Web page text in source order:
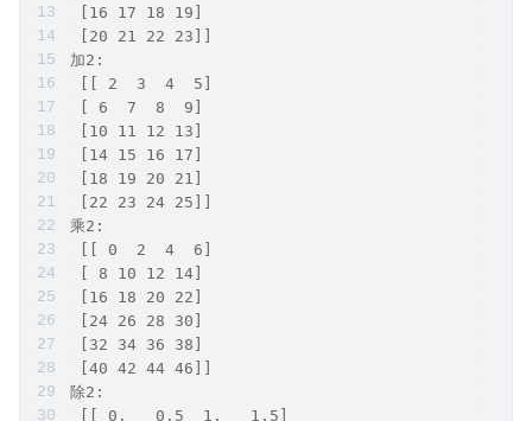
[16 17 18 19]
[20 21 22 23]]
加2:
[[ 2  3  4  5]
[ 6  7  8  9]
[10 11 12 13]
[14 15 16 17]
[18 19 20 21]
[22 23 24 25]]
乘2:
[[ 0  2  4  6]
[ 8 10 12 14]
[16 18 20 22]
[24 26 28 30]
[32 34 36 38]
[40 42 44 46]]
除2:
[[ 0.   0.5  1.   1.5]